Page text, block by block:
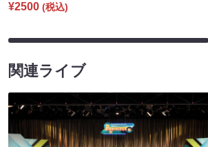
¥2500 (税込)
関連ライブ